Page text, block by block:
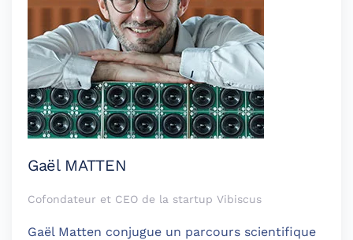
Gaël MATTEN
Cofondateur et CEO de la startup Vibiscus
Gaël Matten conjugue un parcours scientifique